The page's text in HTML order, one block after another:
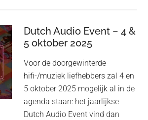
kondigt
Beo
Grace
aan:
high-
end
earbuds
Dutch Audio Event – 4 &
5 oktober 2025
Voor de doorgewinterde
hifi-/muziek liefhebbers zal 4 en
5 oktober 2025 mogelijk al in de
agenda staan: het jaarlijkse
Dutch Audio Event vind dan